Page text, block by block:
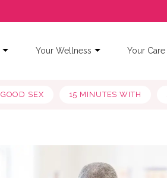
Your Wellness Your Care
GOOD SEX 15 MINUTES WITH